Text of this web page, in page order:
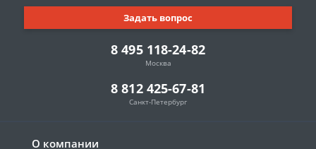
О компании
8 495 118-24-82
Москва
8 812 425-67-81
Санкт-Петербург
Задать вопрос